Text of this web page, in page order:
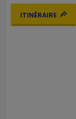
ITINÉRAIRE